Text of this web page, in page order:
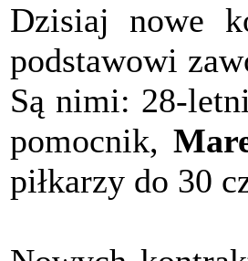
Dzisiaj nowe
podstawowi
Są nimi: 28-
pomocnik,
piłkarzy do 30